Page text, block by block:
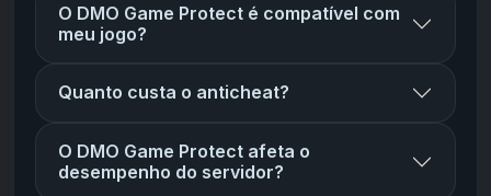
O DMO Game Protect é compatível com
meu jogo?
Quanto custa o anticheat?
O DMO Game Protect afeta o
desempenho do servidor?